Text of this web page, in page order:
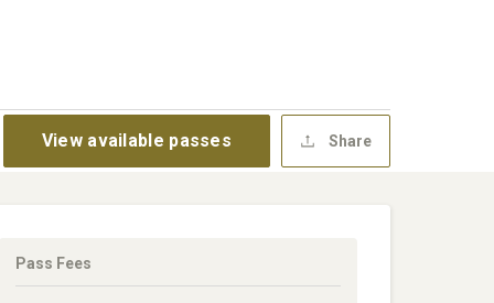
View available passes Share
Pass Fees